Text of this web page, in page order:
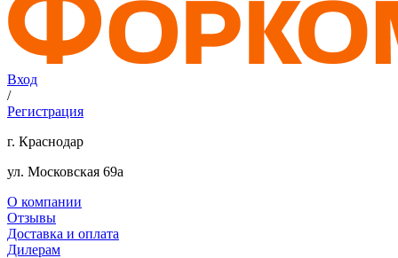
Вход
/
Регистрация
г. Краснодар
ул. Московская 69а
О компании
Отзывы
Доставка и оплата
Дилерам